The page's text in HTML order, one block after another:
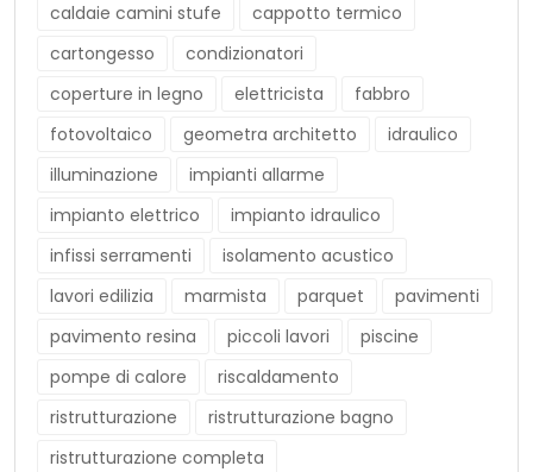
caldaie camini stufe
cappotto termico
cartongesso
condizionatori
coperture in legno
elettricista
fabbro
fotovoltaico
geometra architetto
idraulico
illuminazione
impianti allarme
impianto elettrico
impianto idraulico
infissi serramenti
isolamento acustico
lavori edilizia
marmista parquet
pavimenti
pavimento resina
piccoli lavori
piscine
pompe di calore
riscaldamento
ristrutturazione
ristrutturazione bagno
ristrutturazione completa